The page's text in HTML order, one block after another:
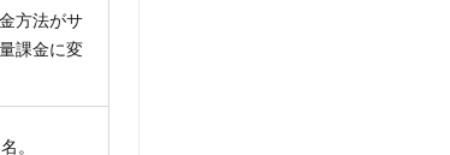
方法がサ
課金に変
。